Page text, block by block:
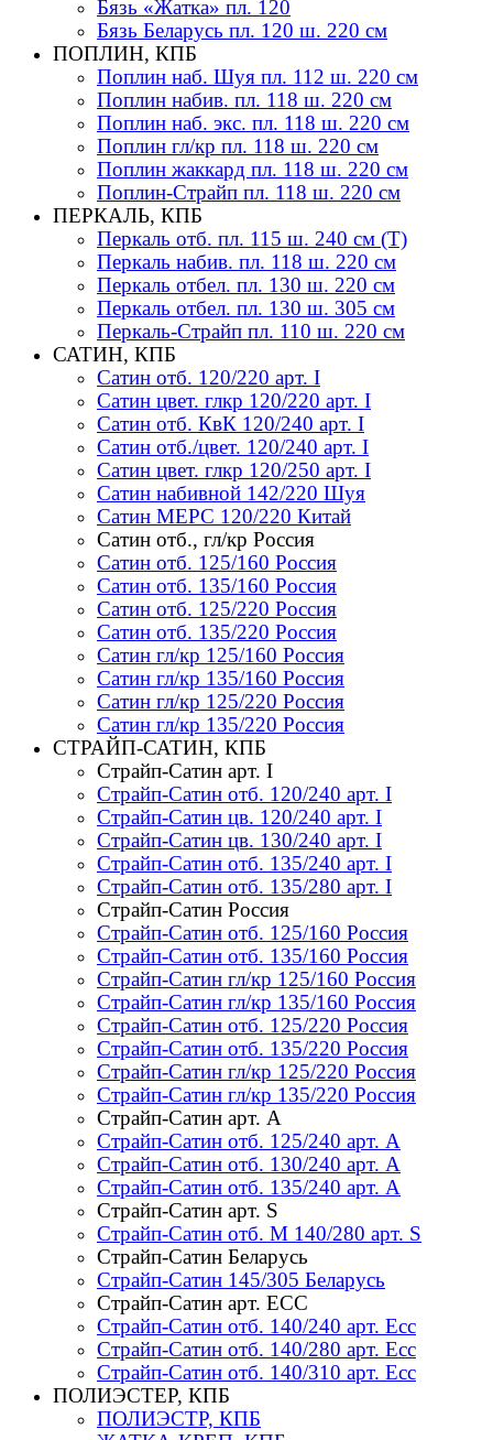
Бязь «Жатка» пл. 120
Бязь Беларусь пл. 120 ш. 220 см
ПОПЛИН, КПБ
Поплин наб. Шуя пл. 112 ш. 220 см
Поплин набив. пл. 118 ш. 220 см
Поплин наб. экс. пл. 118 ш. 220 см
Поплин гл/кр пл. 118 ш. 220 см
Поплин жаккард пл. 118 ш. 220 см
Поплин-Страйп пл. 118 ш. 220 см
ПЕРКАЛЬ, КПБ
Перкаль отб. пл. 115 ш. 240 см (Т)
Перкаль набив. пл. 118 ш. 220 см
Перкаль отбел. пл. 130 ш. 220 см
Перкаль отбел. пл. 130 ш. 305 см
Перкаль-Страйп пл. 110 ш. 220 см
САТИН, КПБ
Сатин отб. 120/220 арт. I
Сатин цвет. глкр 120/220 арт. I
Сатин отб. КвК 120/240 арт. I
Сатин отб./цвет. 120/240 арт. I
Сатин цвет. глкр 120/250 арт. I
Сатин набивной 142/220 Шуя
Сатин МЕРС 120/220 Китай
Сатин отб., гл/кр Россия
Сатин отб. 125/160 Россия
Сатин отб. 135/160 Россия
Сатин отб. 125/220 Россия
Сатин отб. 135/220 Россия
Сатин гл/кр 125/160 Россия
Сатин гл/кр 135/160 Россия
Сатин гл/кр 125/220 Россия
Сатин гл/кр 135/220 Россия
СТРАЙП-САТИН, КПБ
Страйп-Сатин арт. I
Страйп-Сатин отб. 120/240 арт. I
Страйп-Сатин цв. 120/240 арт. I
Страйп-Сатин цв. 130/240 арт. I
Страйп-Сатин отб. 135/240 арт. I
Страйп-Сатин отб. 135/280 арт. I
Страйп-Сатин Россия
Страйп-Сатин отб. 125/160 Россия
Страйп-Сатин отб. 135/160 Россия
Страйп-Сатин гл/кр 125/160 Россия
Страйп-Сатин гл/кр 135/160 Россия
Страйп-Сатин отб. 125/220 Россия
Страйп-Сатин отб. 135/220 Россия
Страйп-Сатин гл/кр 125/220 Россия
Страйп-Сатин гл/кр 135/220 Россия
Страйп-Сатин арт. А
Страйп-Сатин отб. 125/240 арт. А
Страйп-Сатин отб. 130/240 арт. А
Страйп-Сатин отб. 135/240 арт. А
Страйп-Сатин арт. S
Страйп-Сатин отб. M 140/280 арт. S
Страйп-Сатин Беларусь
Страйп-Сатин 145/305 Беларусь
Страйп-Сатин арт. ЕСС
Страйп-Сатин отб. 140/240 арт. Есс
Страйп-Сатин отб. 140/280 арт. Есс
Страйп-Сатин отб. 140/310 арт. Есс
ПОЛИЭСТЕР, КПБ
ПОЛИЭСТР, КПБ